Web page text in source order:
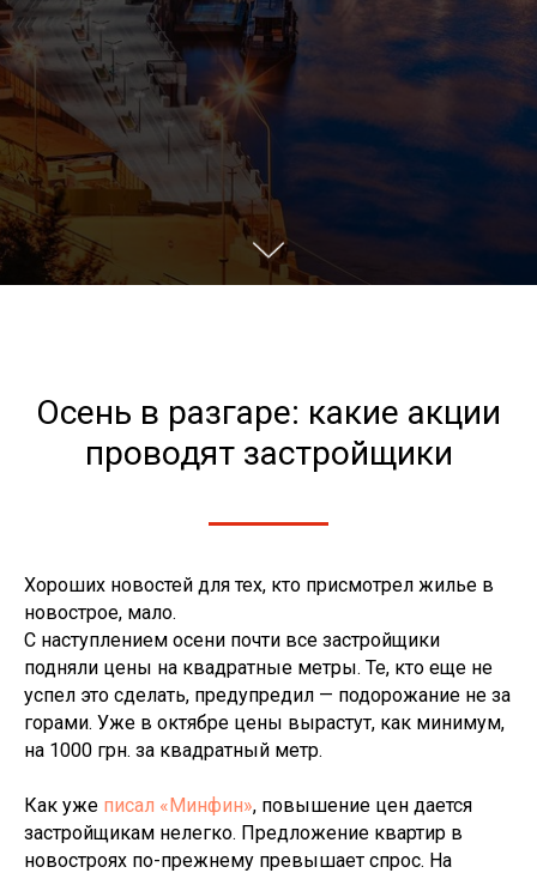
Осень в разгаре: какие акции
проводят застройщики
Хороших новостей для тех, кто присмотрел жилье в
новострое, мало.
С наступлением осени почти все застройщики
подняли цены на квадратные метры. Те, кто еще не
успел это сделать, предупредил — подорожание не за
горами. Уже в октябре цены вырастут, как минимум,
на 1000 грн. за квадратный метр.
Как уже писал «Минфин», повышение цен дается
застройщикам нелегко. Предложение квартир в
новостроях по-прежнему превышает спрос. На